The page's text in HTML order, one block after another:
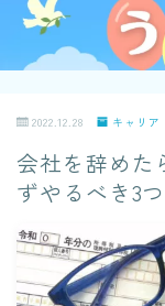
HSP
キャリア
ライフハック
2022.12.28 キャリア
会社を辞めた
ずやるべき3